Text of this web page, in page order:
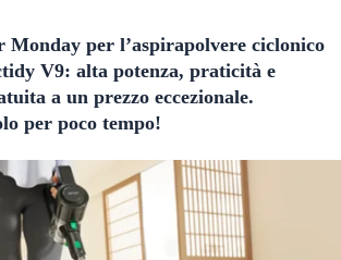
Monday per l’aspirapolvere ciclonico
V9: alta potenza, praticità e
a un prezzo eccezionale.
per poco tempo!